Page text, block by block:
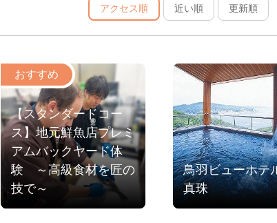
アクセス順 近い順 更新順
【スタンダードコー
ス】地元鮮魚店プレミ
アムバックヤード体
験 ～高級食材を匠の
技で～
鳥羽ビューホ
真珠